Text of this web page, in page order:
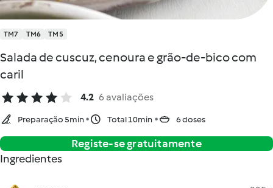
TM7 TM6 TM5
Salada de cuscuz, cenoura e grão‑de‑bico com
caril
4.2 6 avaliações
Preparação 5min Total 10min 6 doses
Registe-se gratuitamente
Ingredientes